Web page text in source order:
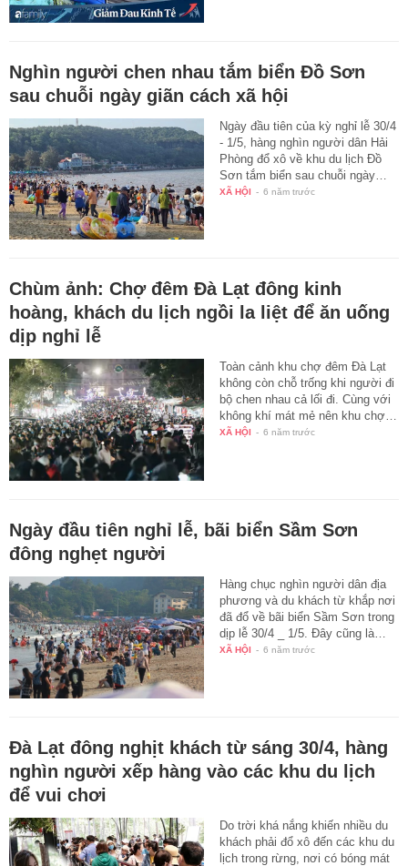
Nghìn người chen nhau tắm biển Đồ Sơn
sau chuỗi ngày giãn cách xã hội
Ngày đầu tiên của kỳ nghỉ lễ 30/4
- 1/5, hàng nghìn người dân Hải
Phòng đổ xô về khu du lịch Đồ
Sơn tắm biển sau chuỗi ngày…
XÃ HỘI - 6 năm trước
Chùm ảnh: Chợ đêm Đà Lạt đông kinh
hoàng, khách du lịch ngồi la liệt để ăn uống
dịp nghỉ lễ
Toàn cảnh khu chợ đêm Đà Lạt
không còn chỗ trống khi người đi
bộ chen nhau cả lối đi. Cùng với
không khí mát mẻ nên khu chợ…
XÃ HỘI - 6 năm trước
Ngày đầu tiên nghỉ lễ, bãi biển Sầm Sơn
đông nghẹt người
Hàng chục nghìn người dân địa
phương và du khách từ khắp nơi
đã đổ về bãi biển Sầm Sơn trong
dịp lễ 30/4 _ 1/5. Đây cũng là…
XÃ HỘI - 6 năm trước
Đà Lạt đông nghịt khách từ sáng 30/4, hàng
nghìn người xếp hàng vào các khu du lịch
để vui chơi
Do trời khá nắng khiến nhiều du
khách phải đổ xô đến các khu du
lịch trong rừng, nơi có bóng mát